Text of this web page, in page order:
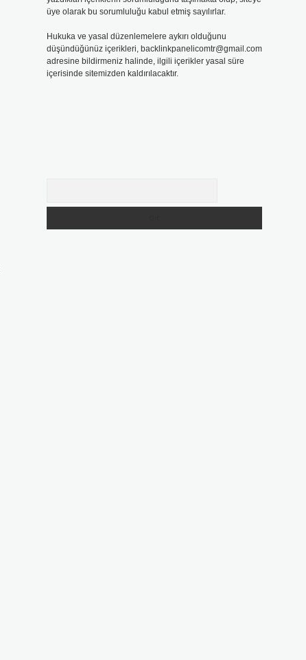
üye olarak bu sorumluluğu kabul etmiş sayılırlar.
Hukuka ve yasal düzenlemelere aykırı olduğunu
düşündüğünüz içerikleri, backlinkpanelicomtr@gmail.com
adresine bildirmeniz halinde, ilgili içerikler yasal süre
içerisinde sitemizden kaldırılacaktır.